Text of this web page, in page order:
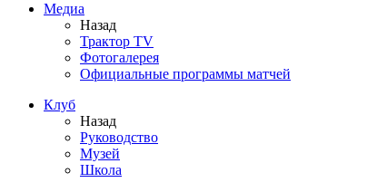
Медиа
Назад
Трактор TV
Фотогалерея
Официальные программы матчей
Клуб
Назад
Руководство
Музей
Школа